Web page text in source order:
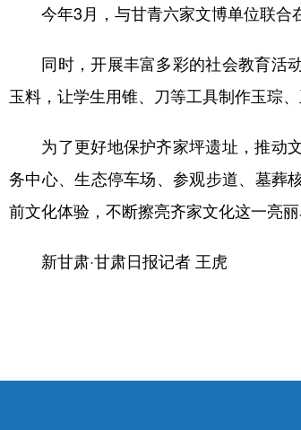
今年3月，与甘青六家文博单位联合
同时，开展丰富多彩的社会教育活动
玉料，让学生用锥、刀等工具制作玉琮
为了更好地保护齐家坪遗址，推动文
务中心、生态停车场、参观步道、墓葬
前文化体验，不断擦亮齐家文化这一亮丽
新甘肃·甘肃日报记者 王虎